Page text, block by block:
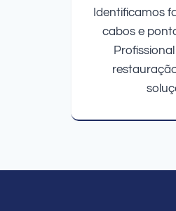
Identificamos
cabos e